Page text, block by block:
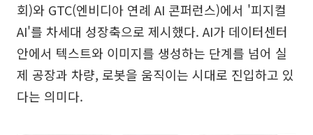
회)와 GTC(엔비디아 연례 AI 콘퍼런스)에서 '피지컬
AI'를 차세대 성장축으로 제시했다. AI가 데이터센터
안에서 텍스트와 이미지를 생성하는 단계를 넘어 실
제 공장과 차량, 로봇을 움직이는 시대로 진입하고 있
다는 의미다.